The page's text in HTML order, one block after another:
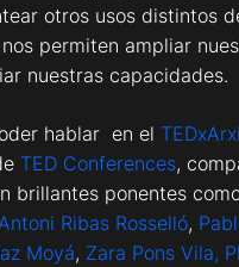
otros usos distintos
permiten ampliar
nuestras capacidades.
hablar en el
TED Conferences,
brillantes ponentes
Ribas Rosselló,
Moyá, Zara Pons Vila,